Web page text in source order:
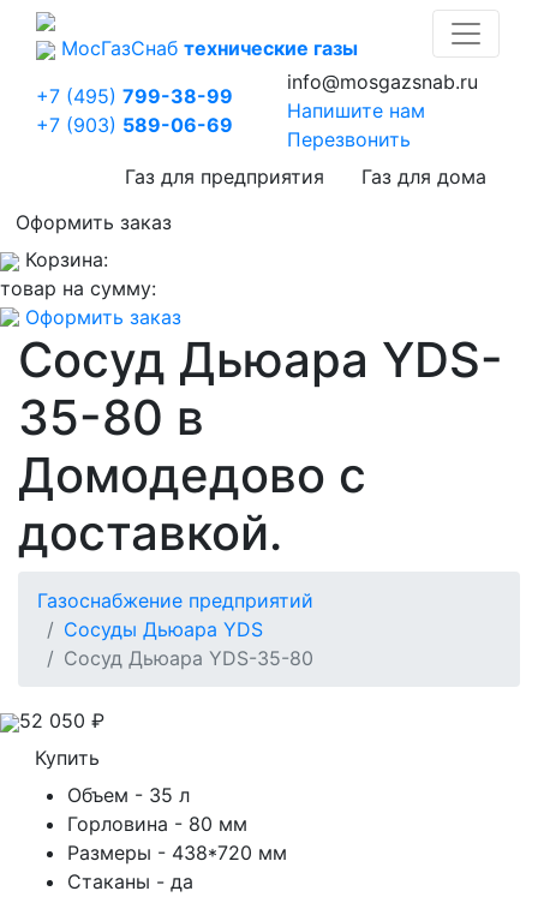
МосГазСнаб технические газы
+7 (495) 799-38-99
+7 (903) 589-06-69
info@mosgazsnab.ru
Напишите нам
Перезвонить
Газ для предприятия
Газ для дома
Оформить заказ
Корзина:
товар на сумму:
Оформить заказ
Сосуд Дьюара YDS-
35-80 в
Домодедово с
доставкой.
Газоснабжение предприятий
Сосуды Дьюара YDS
Сосуд Дьюара YDS-35-80
52 050 ₽
Купить
Объем - 35 л
Горловина - 80 мм
Размеры - 438*720 мм
Стаканы - да